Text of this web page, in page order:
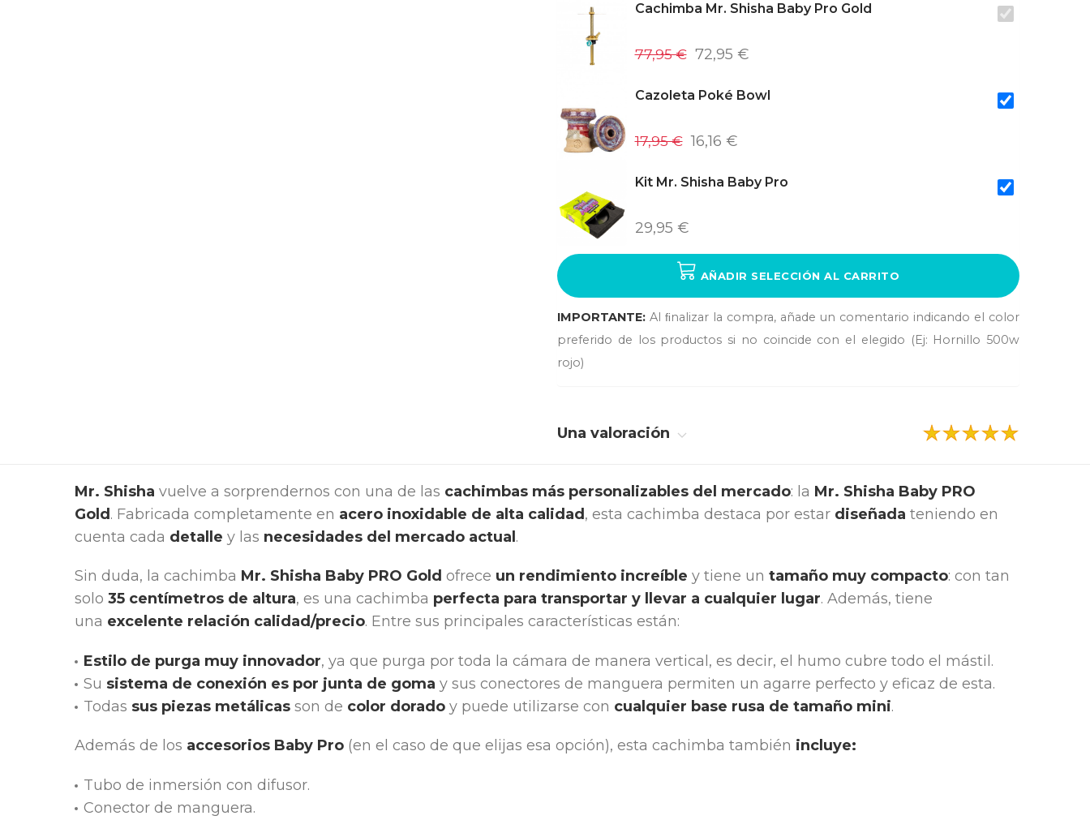
Cachimba Mr. Shisha Baby Pro Gold
77,95 € 72,95 €
Cazoleta Poké Bowl
17,95 € 16,16 €
Kit Mr. Shisha Baby Pro
29,95 €
AÑADIR SELECCIÓN AL CARRITO
IMPORTANTE: Al ﬁnalizar la compra, añade un comentario indicando el color
preferido de los productos si no coincide con el elegido (Ej: Hornillo 500w
rojo)
Una valoración
Mr. Shisha vuelve a sorprendernos con una de las cachimbas más personalizables del mercado: la Mr. Shisha Baby PRO
Gold . Fabricada completamente en acero inoxidable de alta calidad , esta cachimba destaca por estar diseñada teniendo en
cuenta cada detalle y las necesidades del mercado actual .
Sin duda, la cachimba Mr. Shisha Baby PRO Gold ofrece un rendimiento increíble y tiene un tamaño muy compacto: con tan
solo 35 centímetros de altura, es una cachimba perfecta para transportar y llevar a cualquier lugar. Además, tiene
una excelente relación calidad/precio. Entre sus principales características están:
Estilo de purga muy innovador, ya que purga por toda la cámara de manera vertical, es decir, el humo cubre todo el mástil.
Su sistema de conexión es por junta de goma y sus conectores de manguera permiten un agarre perfecto y eficaz de esta.
Todas sus piezas metálicas son de color dorado y puede utilizarse con cualquier base rusa de tamaño mini.
Además de los accesorios Baby Pro (en el caso de que elijas esa opción), esta cachimba también incluye:
Tubo de inmersión con difusor.
Conector de manguera.